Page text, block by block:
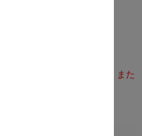
します。
せんのでご注意ください）
途お見積りとなります）
お電話（075-366-3835）また
ませ。